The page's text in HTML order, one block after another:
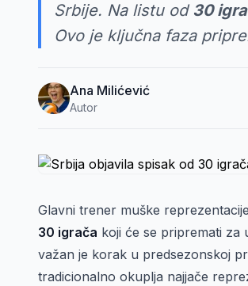
Srbije. Na listu od 30
Ovo je ključna faza
Ana Milićević
Autor
Glavni trener muške
30 igrača koji će se pripremati za
važan je korak u predsezonskoj
tradicionalno okuplja najjače